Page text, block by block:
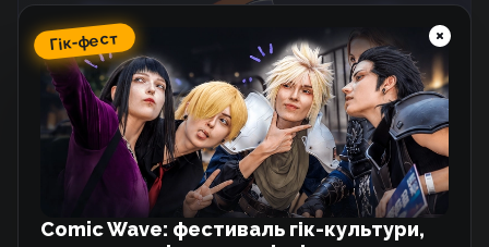
11днів23:12:17
До фестивалю
Культивація Система Демони
Дружба
ГГ розумний
Артефакти Бої на мечах
ГГ чоловік
Гік-фест
Comic Wave: фестиваль гік-культури,